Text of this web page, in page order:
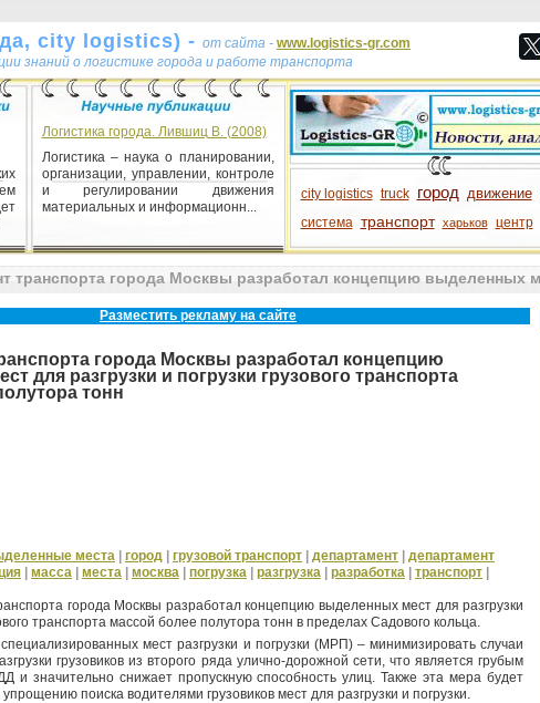
city logistics) - от сайта - www.logistics-gr.com
знаний о логистике города и работе транспорта
Логистика города. Лившиц В. (2008)
Логистика – наука о планировании,
организации, управлении, контроле
и регулировании движения
материальных и информационн...
city logistics truck город движение
система транспорт харьков центр
транспорта города Москвы разработал концепцию выделенных
Разместить рекламу на сайте
города Москвы разработал концепцию
для разгрузки и погрузки грузового транспорта
тонн
места город грузовой транспорт департамент
департамент
масса места москва погрузка разгрузка разработка транспорт
города Москвы разработал концепцию выделенных мест для разгрузки
транспорта массой более полутора тонн в пределах Садового кольца.
мест разгрузки и погрузки (МРП) – минимизировать случаи
грузовиков из второго ряда улично-дорожной сети, что является грубым
и значительно снижает пропускную способность улиц. Также эта мера будет
упрощению поиска водителями грузовиков мест для разгрузки и погрузки.